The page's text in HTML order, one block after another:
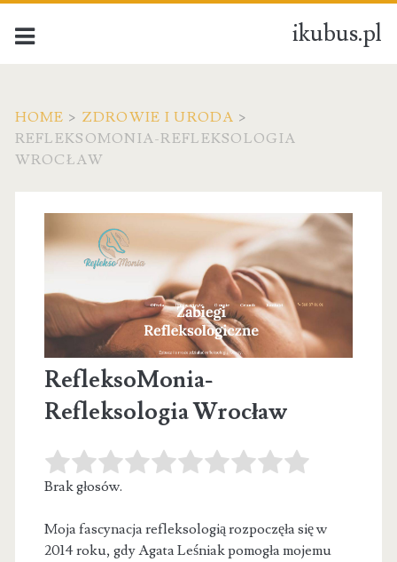
ikubus.pl
HOME > ZDROWIE I URODA >
REFLEKSOMONIA-REFLEKSOLOGIA
WROCŁAW
RefleksoMonia-
Refleksologia Wrocław
Brak głosów.
Moja fascynacja refleksologią rozpoczęła się w
2014 roku, gdy Agata Leśniak pomogła mojemu